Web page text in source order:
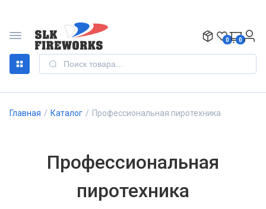
0 0
Главная / Каталог / Профессиональная пиротехника
Профессиональная
пиротехника